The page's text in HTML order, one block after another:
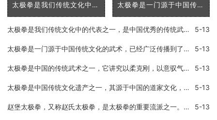
太极拳是我们传统文化中的代表之一，是中国优秀的传统武术之一。太极拳以「浑然一体，动静相成」的理念，将人体全部的活动方式统一在一起，既可以练习身体，又可以练习意志和 太极拳是一门源于中国传统文化的武术，已经广泛传播到了全世界各地。它不仅是一种给人们提供了自我防卫技能的技术，同时也提供了许多身体和心理上的优势。在这篇文章中，我将
太极拳是我们传统文化中的代表之一，是中国优秀的传统武术之一。太极拳以「浑然一体，动静相成」的理念，将人体全部的活动方式统一在一起，既可以练习身体，又可以练习意志和 5-13
太极拳是一门源于中国传统文化的武术，已经广泛传播到了全世界各地。它不仅是一种给人们提供了自我防卫技能的技术，同时也提供了许多身体和心理上的优势。在这篇文章中，我将 5-13
太极拳是中国的传统武术之一，它讲究以柔克刚，以意驭气，内外兼修，强身健体，修心养性，可以调养人体的内分泌系统，促进血液循环，提高免疫力，并可以培养身体的自我防御能 5-13
太极拳是中国传统文化遗产之一，其源于中国的道家文化，并融合了武术、哲学、医学、音乐等多种元素，是一种具有文化底蕴和武术艺术性的综合性拳术运动。太极拳的特点之一是它 5-13
赵堡太极拳，又称赵氏太极拳，是太极拳的重要流派之一。实现广泛流传于中国海内外，但是，目前国家并没有承认赵堡太极拳的地位。为什么国家不承认赵堡太极拳呢？这里就详细介 5-13